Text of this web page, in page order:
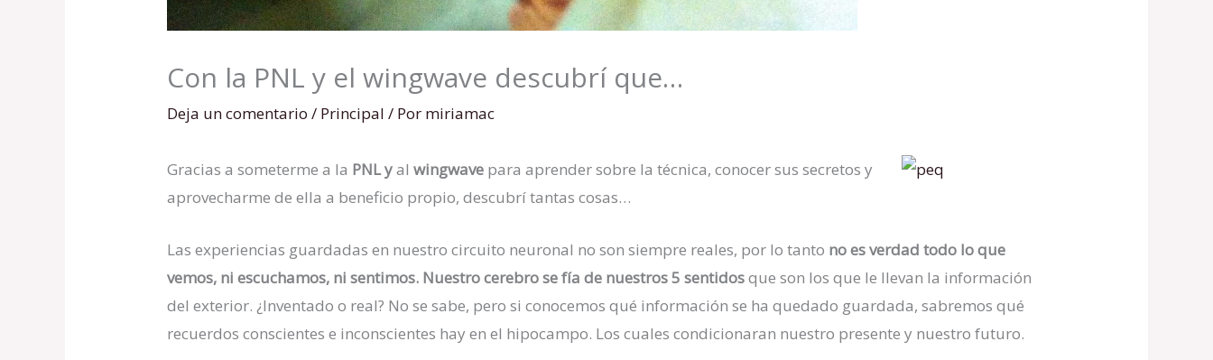
Con la PNL y el wingwave descubrí que…
Deja un comentario / Principal / Por miriamac
Gracias a someterme a la PNL yalwingwave para aprender sobre la técnica, conocer sus secretos y
aprovecharme de ella a beneficio propio, descubrí tantas cosas…
Las experiencias guardadas en nuestro circuito neuronal no son siempre reales, por lo tanto no es verdad todo lo que
vemos, ni escuchamos, ni sentimos. Nuestro cerebro se fía de nuestros 5 sentidosque son los que le llevan la información
del exterior. ¿Inventado o real? No se sabe, pero si conocemos qué información se ha quedado guardada, sabremos qué
recuerdos conscientes e inconscientes hay en el hipocampo. Los cuales condicionaran nuestro presente y nuestro futuro.